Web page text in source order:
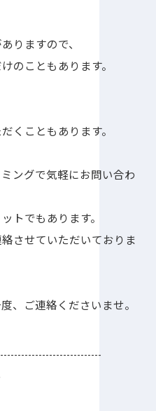
りますので、
のこともあります。
くこともあります。
ングで気軽にお問い合わ
トでもあります。
させていただいておりま
、ご連絡くださいませ。